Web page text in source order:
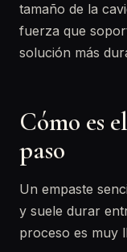
tamaño de la
fuerza que
solución más
Cómo es
paso
Un empaste
y suele durar
proceso es muy